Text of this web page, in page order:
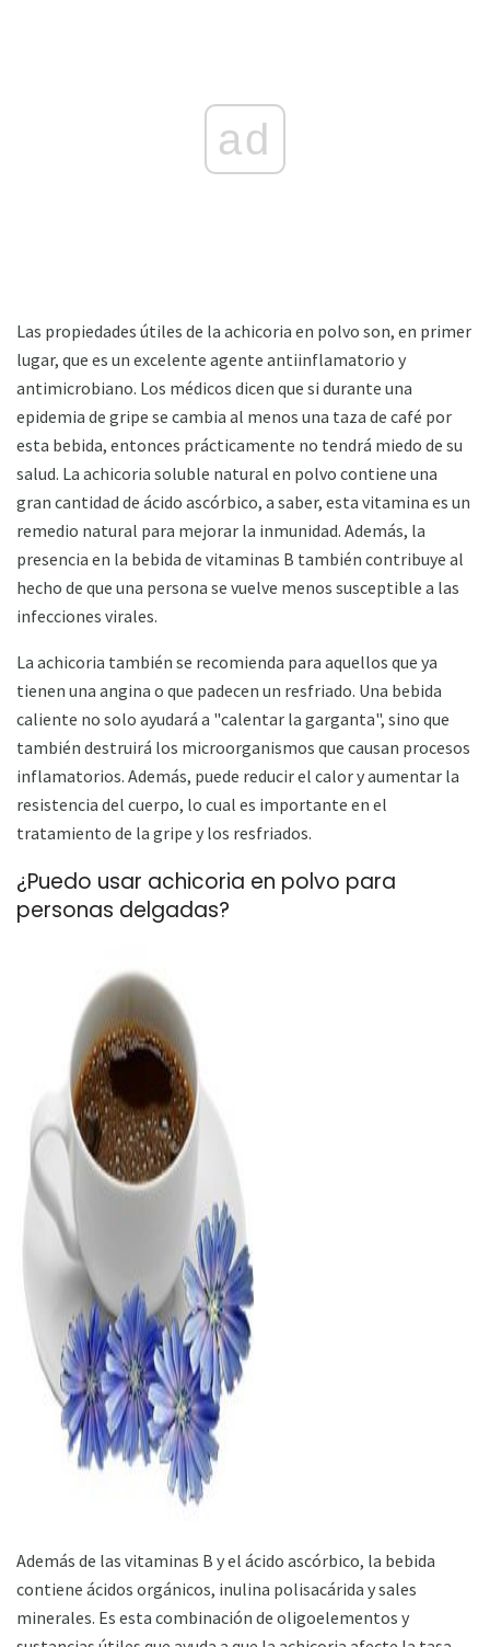
ad
Las propiedades útiles de la achicoria en polvo son, en primer
lugar, que es un excelente agente antiinflamatorio y
antimicrobiano. Los médicos dicen que si durante una
epidemia de gripe se cambia al menos una taza de café por
esta bebida, entonces prácticamente no tendrá miedo de su
salud. La achicoria soluble natural en polvo contiene una
gran cantidad de ácido ascórbico, a saber, esta vitamina es un
remedio natural para mejorar la inmunidad. Además, la
presencia en la bebida de vitaminas B también contribuye al
hecho de que una persona se vuelve menos susceptible a las
infecciones virales.
La achicoria también se recomienda para aquellos que ya
tienen una angina o que padecen un resfriado. Una bebida
caliente no solo ayudará a "calentar la garganta", sino que
también destruirá los microorganismos que causan procesos
inflamatorios. Además, puede reducir el calor y aumentar la
resistencia del cuerpo, lo cual es importante en el
tratamiento de la gripe y los resfriados.
¿Puedo usar achicoria en polvo para
personas delgadas?
ad
Además de las vitaminas B y el ácido ascórbico, la bebida
contiene ácidos orgánicos, inulina polisacárida y sales
minerales. Es esta combinación de oligoelementos y